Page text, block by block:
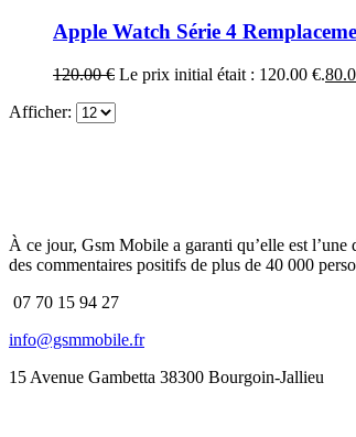
Apple Watch Série 4
120.00€ Le prix initial était : 120.00 €.
Afficher:
À ce jour, Gsm Mobile a garanti qu’elle est l’une
des commentaires positifs de plus de 40 000
07 70 15 94 27
info@gsmmobile.fr
15 Avenue Gambetta 38300 Bourgoin-Jallieu